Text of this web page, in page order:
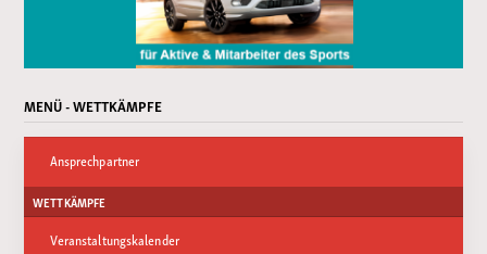
MENÜ - WETTKÄMPFE
Ansprechpartner
WETTKÄMPFE
Veranstaltungskalender